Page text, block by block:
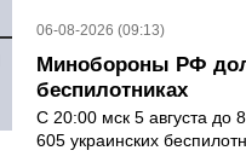
06-08-2026 (09:13)
Минобороны РФ
беспилотниках
С 20:00 мск 5 августа до
605 украинских